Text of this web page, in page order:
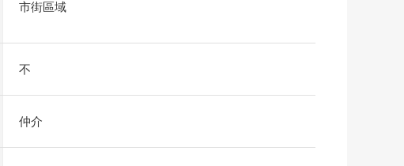
市街區域
不
仲介